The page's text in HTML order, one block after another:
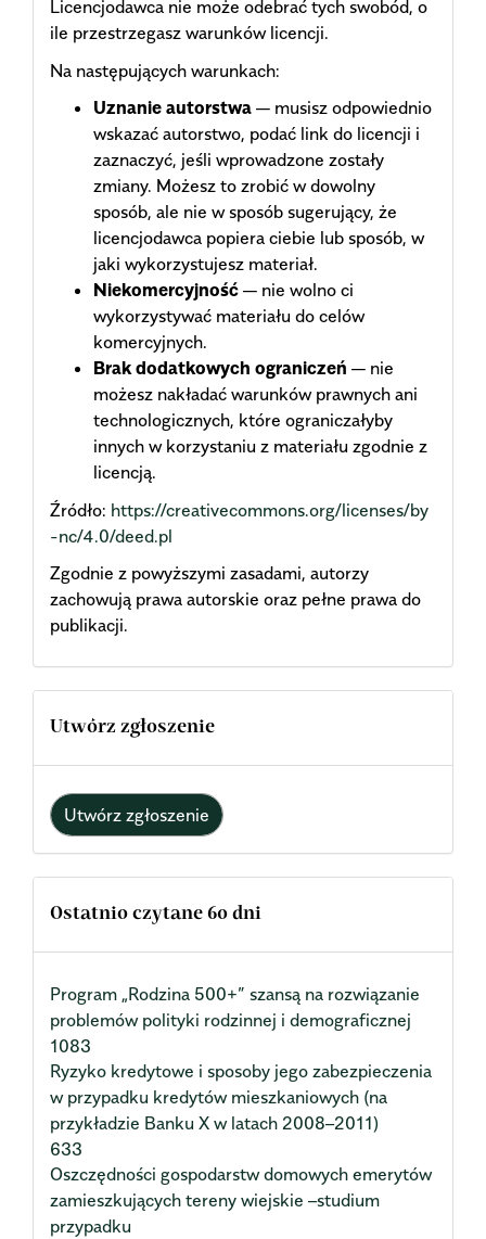
Licencjodawca nie może odebrać tych swobód, o
ile przestrzegasz warunków licencji.
Na następujących warunkach:
Uznanie autorstwa — musisz odpowiednio
wskazać autorstwo, podać link do licencji i
zaznaczyć, jeśli wprowadzone zostały
zmiany. Możesz to zrobić w dowolny
sposób, ale nie w sposób sugerujący, że
licencjodawca popiera ciebie lub sposób, w
jaki wykorzystujesz materiał.
Niekomercyjność — nie wolno ci
wykorzystywać materiału do celów
komercyjnych.
Brak dodatkowych ograniczeń — nie
możesz nakładać warunków prawnych ani
technologicznych, które ograniczałyby
innych w korzystaniu z materiału zgodnie z
licencją.
Źródło: https://creativecommons.org/licenses/by
-nc/4.0/deed.pl
Zgodnie z powyższymi zasadami, autorzy
zachowują prawa autorskie oraz pełne prawa do
publikacji.
Utwórz zgłoszenie
Utwórz zgłoszenie
Ostatnio czytane 60 dni
Program „Rodzina 500+” szansą na rozwiązanie
problemów polityki rodzinnej i demograficznej
1083
Ryzyko kredytowe i sposoby jego zabezpieczenia
w przypadku kredytów mieszkaniowych (na
przykładzie Banku X w latach 2008–2011)
633
Oszczędności gospodarstw domowych emerytów
zamieszkujących tereny wiejskie –studium
przypadku